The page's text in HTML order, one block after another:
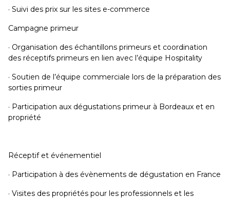
· Suivi des prix sur les sites e-commerce
Campagne primeur
· Organisation des échantillons primeurs et coordination
des réceptifs primeurs en lien avec l’équipe Hospitality
· Soutien de l’équipe commerciale lors de la préparation des
sorties primeur
· Participation aux dégustations primeur à Bordeaux et en
propriété
Réceptif et événementiel
· Participation à des évènements de dégustation en France
· Visites des propriétés pour les professionnels et les